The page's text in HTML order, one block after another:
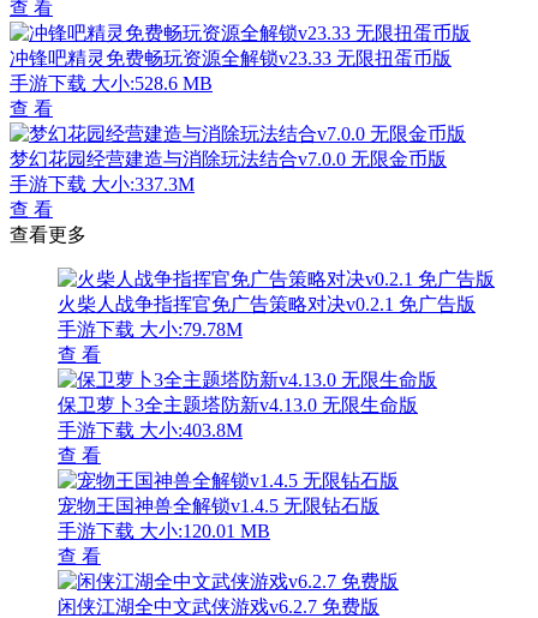
查 看
冲锋吧精灵免费畅玩资源全解锁v23.33 无限扭蛋币版
手游下载 大小:528.6 MB
查 看
梦幻花园经营建造与消除玩法结合v7.0.0 无限金币版
手游下载 大小:337.3M
查 看
查看更多
火柴人战争指挥官免广告策略对决v0.2.1 免广告版
手游下载 大小:79.78M
查 看
保卫萝卜3全主题塔防新v4.13.0 无限生命版
手游下载 大小:403.8M
查 看
宠物王国神兽全解锁v1.4.5 无限钻石版
手游下载 大小:120.01 MB
查 看
闲侠江湖全中文武侠游戏v6.2.7 免费版